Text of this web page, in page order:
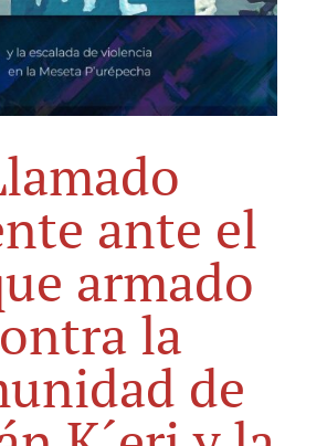
ante el
armado
la
de